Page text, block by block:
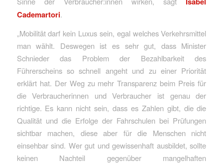
Cademartori.
„Mobilität darf kein Luxus sein, egal welches Verkehrsmittel
man wählt. Deswegen ist es sehr gut, dass Minister
Schnieder das Problem der Bezahlbarkeit des
Führerscheins so schnell angeht und zu einer Priorität
erklärt hat. Der Weg zu mehr Transparenz beim Preis für
die Verbraucherinnen und Verbraucher ist genau der
richtige. Es kann nicht sein, dass es Zahlen gibt, die die
Qualität und die Erfolge der Fahrschulen bei Prüfungen
sichtbar machen, diese aber für die Menschen nicht
einsehbar sind. Wer gut und gewissenhaft ausbildet, sollte
keinen Nachteil gegenüber mangelhaften